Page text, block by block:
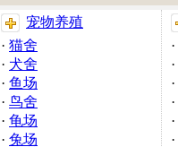
宠物养殖
· 猫舍
· 犬舍
· 鱼场
· 鸟舍
· 龟场
· 兔场
·
·
·
·
·
·